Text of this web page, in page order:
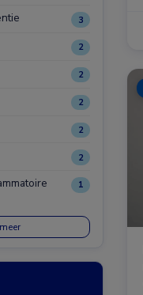
3
2
2
2
2
2
1